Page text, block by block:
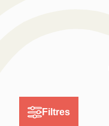
Filtres